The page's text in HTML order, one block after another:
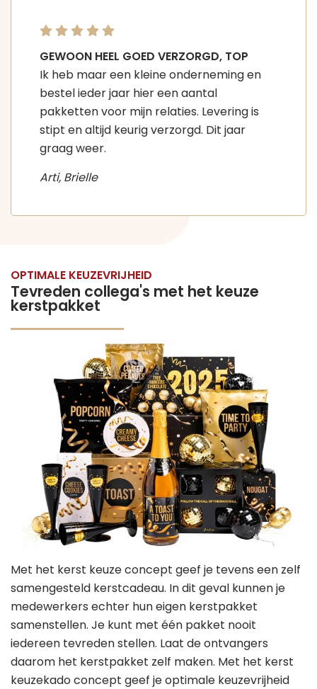
GEWOON HEEL GOED VERZORGD, TOP
Ik heb maar een kleine onderneming en
bestel ieder jaar hier een aantal
pakketten voor mijn relaties. Levering is
stipt en altijd keurig verzorgd. Dit jaar
graag weer.
Arti, Brielle
OPTIMALE KEUZEVRIJHEID
Tevreden collega's met het keuze
kerstpakket
Met het kerst keuze concept geef je tevens een zelf
samengesteld kerstcadeau. In dit geval kunnen je
medewerkers echter hun eigen kerstpakket
samenstellen. Je kunt met één pakket nooit
iedereen tevreden stellen. Laat de ontvangers
daarom het kerstpakket zelf maken. Met het kerst
keuzekado concept geef je optimale keuzevrijheid